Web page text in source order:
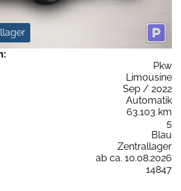
Pkw
Limousine
Sep / 2022
Automatik
63.103 km
5
Blau
Zentrallager
ab ca. 10.08.2026
14847